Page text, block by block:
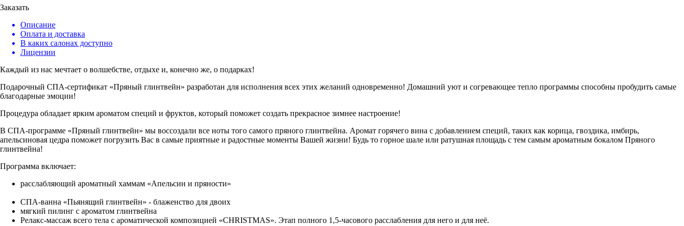
Заказать
Описание
Оплата и доставка
В каких салонах доступно
Лицензии
Каждый из нас мечтает о волшебстве, отдыхе и, конечно же, о подарках!
Подарочный СПА-сертификат «Пряный глинтвейн» разработан для исполнения всех этих желаний одновременно! Домашний уют и согревающее тепло программы способны пробудить самые
благодарные эмоции!
Процедура обладает ярким ароматом специй и фруктов, который поможет создать прекрасное зимнее настроение!
В СПА-программе «Пряный глинтвейн» мы воссоздали все ноты того самого пряного глинтвейна. Аромат горячего вина с добавлением специй, таких как корица, гвоздика, имбирь,
апельсиновая цедра поможет погрузить Вас в самые приятные и радостные моменты Вашей жизни! Будь то горное шале или ратушная площадь с тем самым ароматным бокалом Пряного
глинтвейна!
Программа включает:
расслабляющий ароматный хаммам «Апельсин и пряности»
СПА-ванна «Пьянящий глинтвейн» - блаженство для двоих
⁠мягкий пилинг с ароматом глинтвейна
⁠Релакс-массаж всего тела с ароматической композицией «CHRISTMAS». Этап полного 1,5-часового расслабления для него и для неё.